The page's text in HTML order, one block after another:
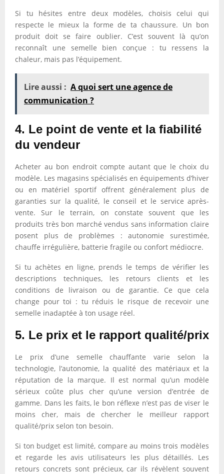
Si tu hésites entre deux modèles, choisis celui qui
respecte le mieux la forme de ta chaussure. Un bon
produit doit se faire oublier. C’est souvent là qu’on
reconnaît une semelle bien conçue : tu ressens la
chaleur, mais pas l’équipement.
Lire aussi : A quoi sert une agence de
communication ?
4. Le point de vente et la fiabilité
du vendeur
Acheter au bon endroit compte autant que le choix du
modèle. Les magasins spécialisés en équipements d’hiver
ou en matériel sportif offrent généralement plus de
garanties sur la qualité, le conseil et le service après-
vente. Sur le terrain, on constate souvent que les
produits très bon marché vendus sans information claire
posent plus de problèmes : autonomie surestimée,
chauffe irrégulière, batterie fragile ou confort médiocre.
Si tu achètes en ligne, prends le temps de vérifier les
descriptions techniques, les retours clients et les
conditions de livraison ou de garantie. Ce que cela
change pour toi : tu réduis le risque de recevoir une
semelle inadaptée à ton usage réel.
5. Le prix et le rapport qualité/prix
Le prix d’une semelle chauffante varie selon la
technologie, l’autonomie, la qualité des matériaux et la
réputation de la marque. Il est normal qu’un modèle
sérieux coûte plus cher qu’une version d’entrée de
gamme. Dans les faits, le bon réflexe n’est pas de viser le
moins cher, mais de chercher le meilleur rapport
qualité/prix selon ton besoin.
Si ton budget est limité, compare au moins trois modèles
et regarde les avis utilisateurs les plus détaillés. Les
retours concrets sont précieux, car ils révèlent souvent